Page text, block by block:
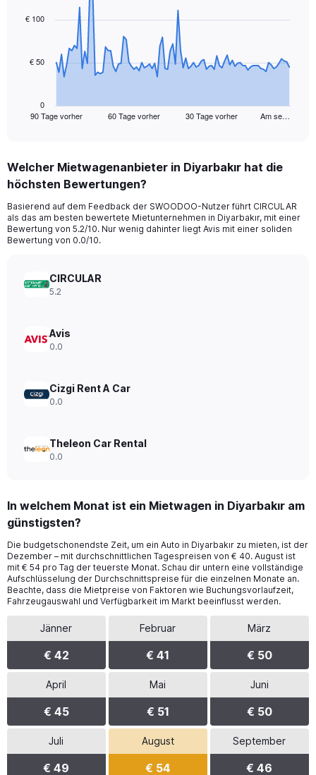
data
The
Range:
91
The
chart
has
axis
displaying
to
90 Tage vorher 60 Tage vorher 30 Tage vorher Am se…
0
€ 50
€ 100
End
Welcher Mietwagenanbieter in Diyarbakır hat die
höchsten Bewertungen?
Basierend auf dem Feedback der SWOODOO-Nutzer führt CIRCULAR
als das am besten bewertete Mietunternehmen in Diyarbakır, mit einer
Bewertung von 5.2/10. Nur wenig dahinter liegt Avis mit einer soliden
Bewertung von 0.0/10.
CIRCULAR
5.2
Avis
0.0
Cizgi Rent A Car
0.0
Theleon Car Rental
0.0
In welchem Monat ist ein Mietwagen in Diyarbakır am
günstigsten?
Die budgetschonendste Zeit, um ein Auto in Diyarbakır zu mieten, ist der
Dezember – mit durchschnittlichen Tagespreisen von € 40. August ist
mit € 54 pro Tag der teuerste Monat. Schau dir untern eine vollständige
Aufschlüsselung der Durchschnittspreise für die einzelnen Monate an.
Beachte, dass die Mietpreise von Faktoren wie Buchungsvorlaufzeit,
Fahrzeugauswahl und Verfügbarkeit im Markt beeinflusst werden.
Jänner
€ 42
Februar
€ 41
März
€ 50
April
€ 45
Mai
€ 51
Juni
€ 50
Juli
€ 49
August
€ 54
September
€ 46